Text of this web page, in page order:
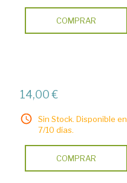
COMPRAR
14,00 €
Sin Stock. Disponible en
7/10 días.
COMPRAR